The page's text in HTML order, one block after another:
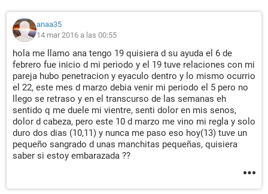
anaa35
14 mar 2016 a las 00:55
hola me llamo ana tengo 19 quisiera d su ayuda el 6 de
febrero fue inicio d mi periodo y el 19 tuve relaciones con mi
pareja hubo penetracion y eyaculo dentro y lo mismo ocurrio
el 22, este mes d marzo debia venir mi periodo el 5 pero no
llego se retraso y en el transcurso de las semanas eh
sentido q me duele mi vientre, senti dolor en mis senos,
dolor d cabeza, pero este 10 d marzo me vino mi regla y solo
duro dos dias (10,11) y nunca me paso eso hoy(13) tuve un
pequeño sangrado d unas manchitas pequeñas, quisiera
saber si estoy embarazada ??